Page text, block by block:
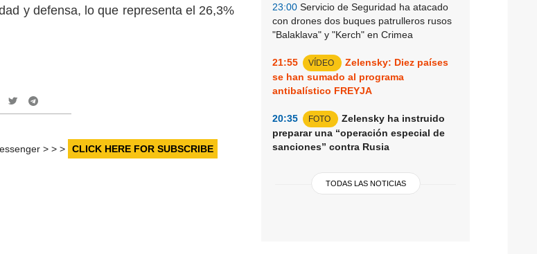
23:00 Servicio de Seguridad ha atacado
con drones dos buques patrulleros rusos
"Balaklava" y "Kerch" en Crimea
21:55 VÍDEO
Zelensky: Diez países
se han sumado al programa
antibalístico FREYJA
20:35 FOTO
Zelensky ha instruido
preparar una “operación especial de
sanciones” contra Rusia
TODAS LAS NOTICIAS
y defensa, lo que representa el 26,3%
> > > CLICK HERE FOR SUBSCRIBE